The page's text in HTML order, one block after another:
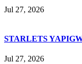
Jul 27, 2026
STARLETS
Jul 27, 2026